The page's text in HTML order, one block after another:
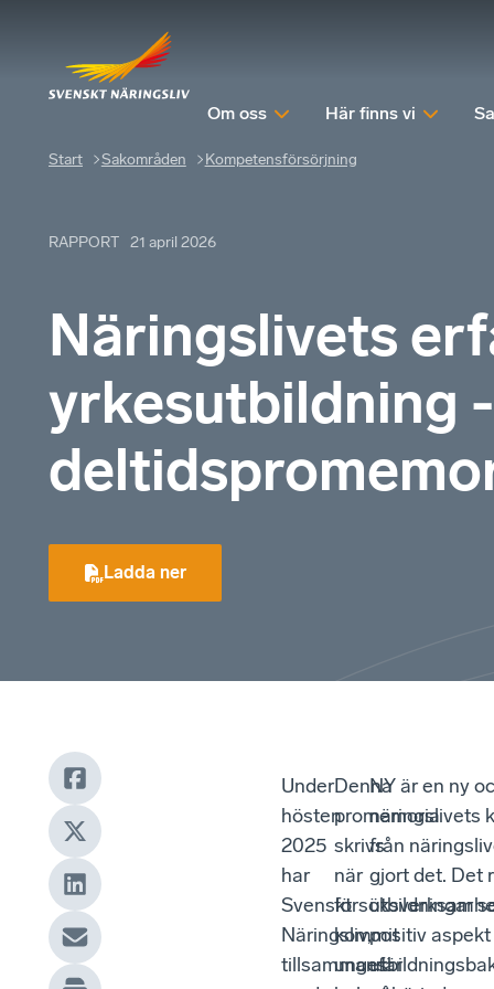
Om oss Här finns vi
Start Sakområden Kompetensförsörjning
RAPPORT 21 april 2026
Näringslivets
yrkesutbildning
Ladda ner
Under
hösten
2025
har
Svenskt
Näringsliv,
tillsammans
Denna
promemoria
skrivs
när
kommit
ungefär
NY är en ny
näringslivets
från
gjort det. Det
utbildningar
positiv aspekt